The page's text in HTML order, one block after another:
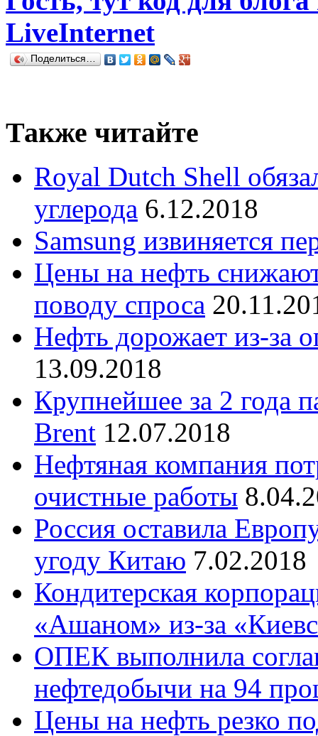
LiveInternet
Поделиться…
Также читайте
Royal Dutch Shell
углерода 6.12.2018
Samsung извиняется
Цены на нефть
поводу спроса
Нефть дорожает из-за
13.09.2018
Крупнейшее за 2 года
Brent 12.07.2018
Нефтяная компания
очистные работы
Россия оставила
угоду Китаю 7.02.2018
Кондитерская
«Ашаном» из-за
ОПЕК выполнила
нефтедобычи на 94
Цены на нефть резко